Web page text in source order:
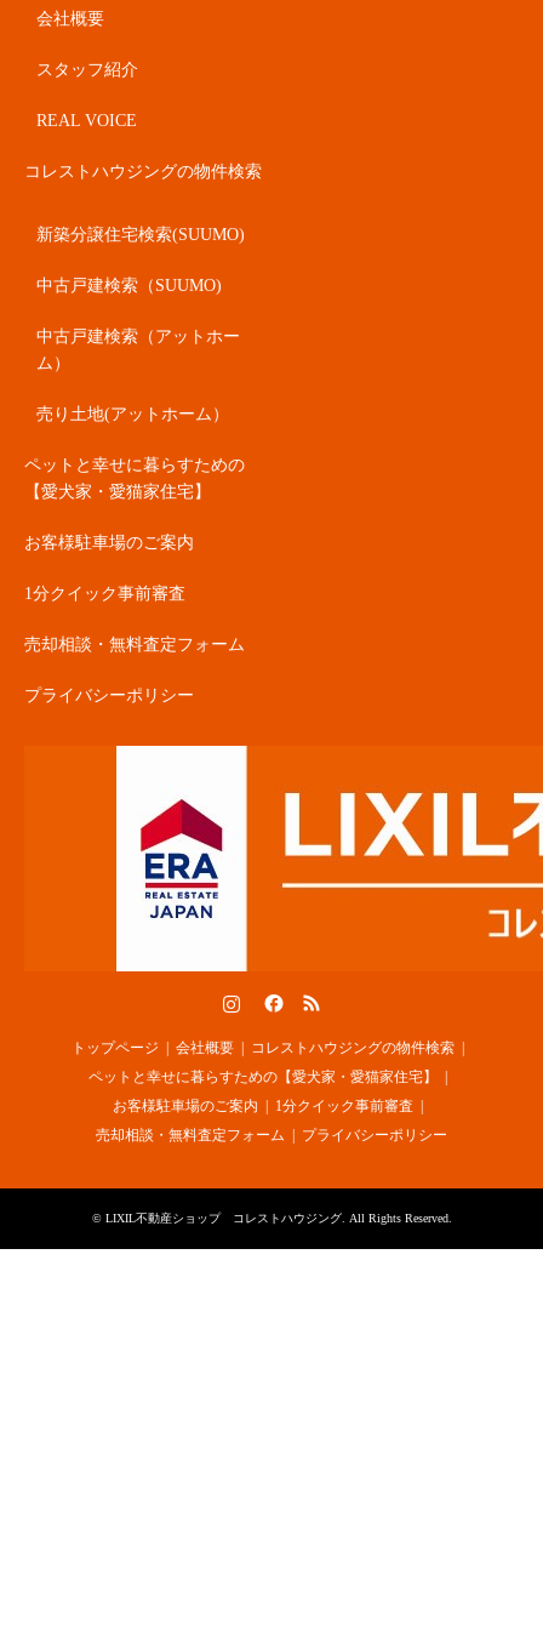
会社概要
スタッフ紹介
REAL VOICE
コレストハウジングの物件検索
新築分譲住宅検索(SUUMO)
中古戸建検索（SUUMO)
中古戸建検索（アットホー
ム）
売り土地(アットホーム）
ペットと幸せに暮らすための
【愛犬家・愛猫家住宅】
お客様駐車場のご案内
1分クイック事前審査
売却相談・無料査定フォーム
プライバシーポリシー
トップページ 会社概要
コレストハウジングの物件検索
ペットと幸せに暮らすための【愛犬家・愛猫家住宅】
お客様駐車場のご案内
1分クイック事前審査
売却相談・無料査定フォーム
プライバシーポリシー
© LIXIL不動産ショップ コレストハウジング. All Rights Reserved.